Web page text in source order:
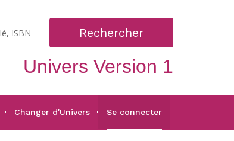
Rechercher
Univers Version 1
Changer d'Univers Se connecter